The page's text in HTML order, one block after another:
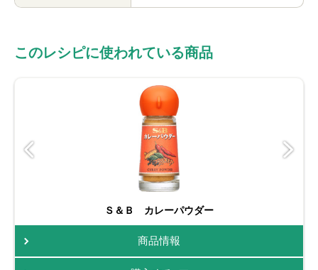
このレシピに使われている商品
Ｓ＆Ｂ カレーパウダー
商品情報